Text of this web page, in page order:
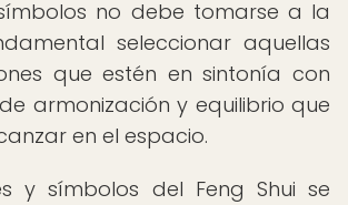
no debe tomarse a la
seleccionar aquellas
que estén en sintonía con
armonización y equilibrio que
en el espacio.
y símbolos del Feng Shui se